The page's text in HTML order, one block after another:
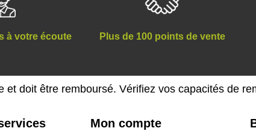
à votre écoute Plus de 100 points de vente
et doit être remboursé. Vérifiez vos capacités de
Mon compte